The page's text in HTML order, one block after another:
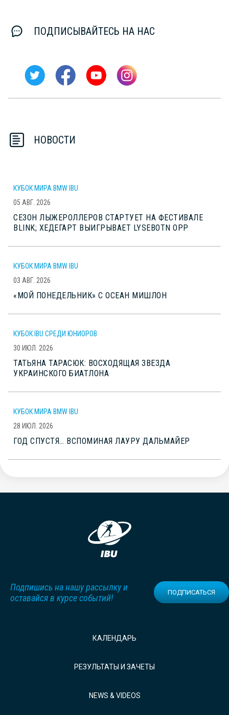
ПОДПИСЫВАЙТЕСЬ НА НАС
НОВОСТИ
КУБОК МИРА BMW IBU
05 АВГ. 2026
СЕЗОН ЛЫЖЕРОЛЛЕРОВ СТАРТУЕТ НА ФЕСТИВАЛЕ
BLINK; ХЕДЕГАРТ ВЫИГРЫВАЕТ LYSEBOTN OPP
КУБОК МИРА BMW IBU
03 АВГ. 2026
«МОЙ ПОНЕДЕЛЬНИК» С ОСЕАН МИШЛОН
КУБОК IBU СРЕДИ ЮНИОРОВ
30 ИЮЛ. 2026
ТАТЬЯНА ТАРАСЮК: ВОСХОДЯЩАЯ ЗВЕЗДА
УКРАИНСКОГО БИАТЛОНА
КУБОК МИРА BMW IBU
28 ИЮЛ. 2026
ГОД СПУСТЯ… ВСПОМИНАЯ ЛАУРУ ДАЛЬМАЙЕР
Подпишись на нашу рассылку и
оставайся в курсе событий!
ПОДПИСАТЬСЯ
КАЛЕНДАРЬ
РЕЗУЛЬТАТЫ И ЗАЧЕТЫ
NEWS & VIDEOS